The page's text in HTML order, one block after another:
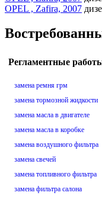
OPEL , Zafira, 2007
Регламентные
замена ремня грм
замена тормозной жидкости
замена масла в двигателе
замена масла в коробке
замена воздушного фильтра
замена свечей
замена топливного фильтра
замена фильтра салона